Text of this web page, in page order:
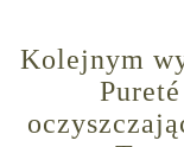
Kolejnym